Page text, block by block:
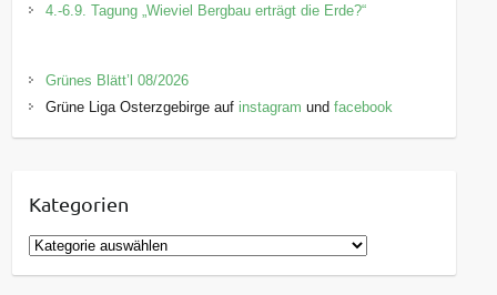
4.-6.9. Tagung „Wieviel Bergbau erträgt die Erde?“
Grünes Blätt’l 08/2026
Grüne Liga Osterzgebirge auf instagram undfacebook
Kategorien
K
a